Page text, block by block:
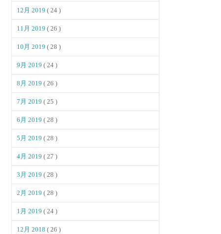
12月 2019( 24 )
11月 2019( 26 )
10月 2019( 28 )
9月 2019( 24 )
8月 2019( 26 )
7月 2019( 25 )
6月 2019( 28 )
5月 2019( 28 )
4月 2019( 27 )
3月 2019( 28 )
2月 2019( 28 )
1月 2019( 24 )
12月 2018( 26 )